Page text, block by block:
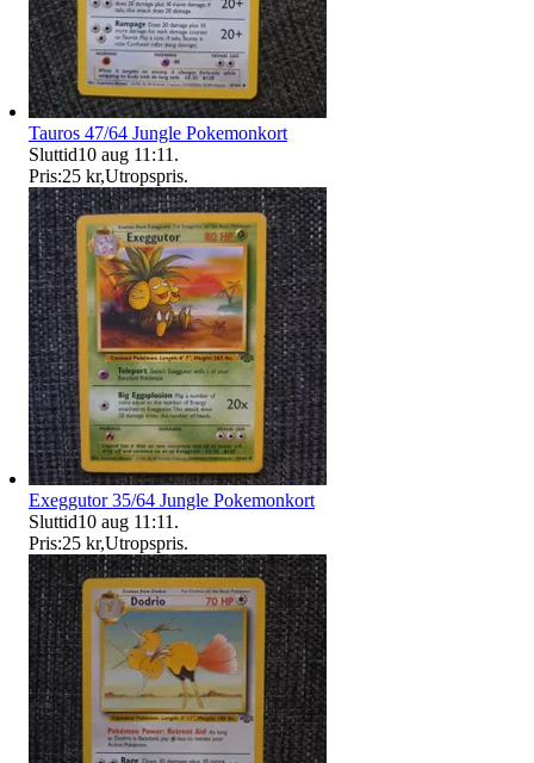
Tauros 47/64 Jungle Pokemonkort
Sluttid10 aug 11:11 .
Pris:25 kr,Utropspris.
Exeggutor 35/64 Jungle Pokemonkort
Sluttid10 aug 11:11 .
Pris:25 kr,Utropspris.